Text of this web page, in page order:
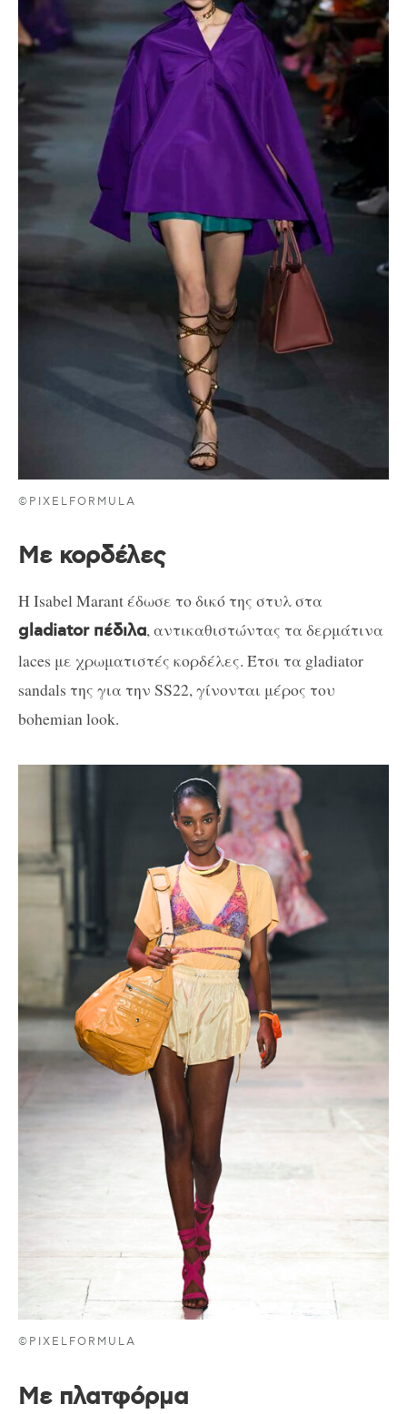
©PIXELFORMULA
Με κορδέλες
Η Isabel Marant έδωσε το δικό της στυλ στα
gladiator πέδιλα, αντικαθιστώντας τα δερμάτινα
laces με χρωματιστές κορδέλες. Έτσι τα gladiator
sandals της για την SS22, γίνονται μέρος του
bohemian look.
©PIXELFORMULA
Με πλατφόρμα